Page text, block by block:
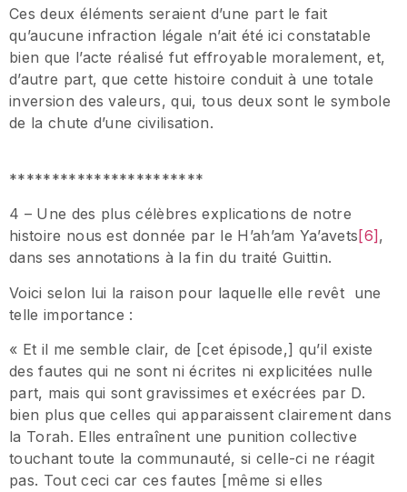
Ces deux éléments seraient d’une part le fait
qu’aucune infraction légale n’ait été ici constatable
bien que l’acte réalisé fut effroyable moralement, et,
d’autre part, que cette histoire conduit à une totale
inversion des valeurs, qui, tous deux sont le symbole
de la chute d’une civilisation.
***********************
4 – Une des plus célèbres explications de notre
histoire nous est donnée par le H’ah’am Ya’avets [6] ,
dans ses annotations à la fin du traité Guittin.
Voici selon lui la raison pour laquelle elle revêt une
telle importance :
« Et il me semble clair, de [cet épisode,] qu’il existe
des fautes qui ne sont ni écrites ni explicitées nulle
part, mais qui sont gravissimes et exécrées par D.
bien plus que celles qui apparaissent clairement dans
la Torah. Elles entraînent une punition collective
touchant toute la communauté, si celle-ci ne réagit
pas. Tout ceci car ces fautes [même si elles